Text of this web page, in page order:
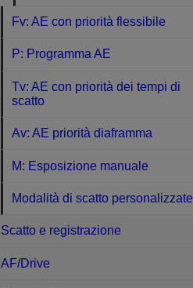
Fv: AE con priorità flessibile
P: Programma AE
Tv: AE con priorità dei tempi di
scatto
Av: AE priorità diaframma
M: Esposizione manuale
Modalità di scatto personalizzate
Scatto e registrazione
AF/Drive